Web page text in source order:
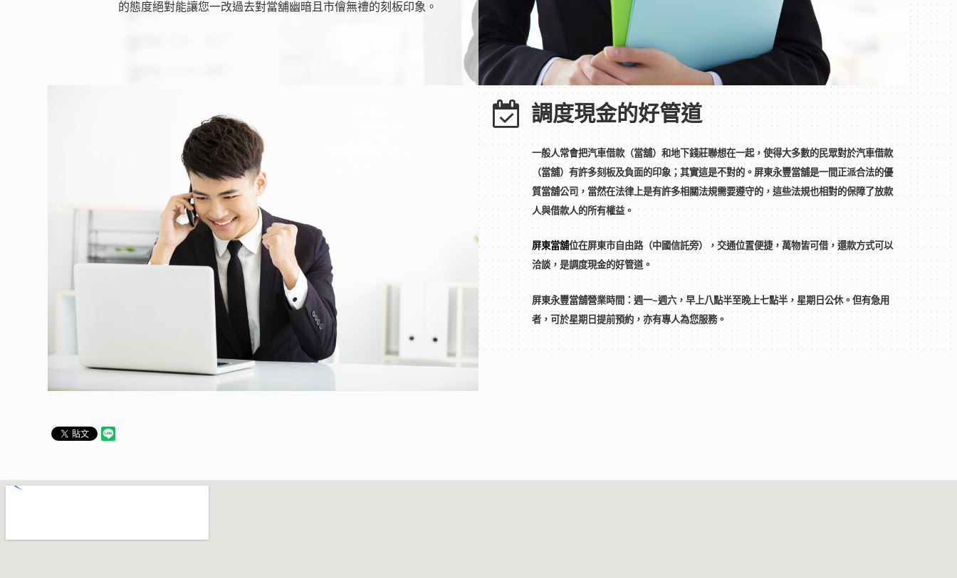
的態度絕對能讓您一改過去對當舖幽暗且市儈無禮的刻板印象。
調度現金的好管道
一般人常會把汽車借款（當舖）和地下錢莊聯想在一起，使得大多數的民眾對於汽車借款
（當舖）有許多刻板及負面的印象；其實這是不對的。屏東永豐當舖是一間正派合法的優
質當舖公司，當然在法律上是有許多相關法規需要遵守的，這些法規也相對的保障了放款
人與借款人的所有權益。
屏東當舖位在屏東市自由路（中國信託旁），交通位置便捷，萬物皆可借，還款方式可以
洽談，是調度現金的好管道。
屏東永豐當舖營業時間：週一~週六，早上八點半至晚上七點半，星期日公休。但有急用
者，可於星期日提前預約，亦有專人為您服務。